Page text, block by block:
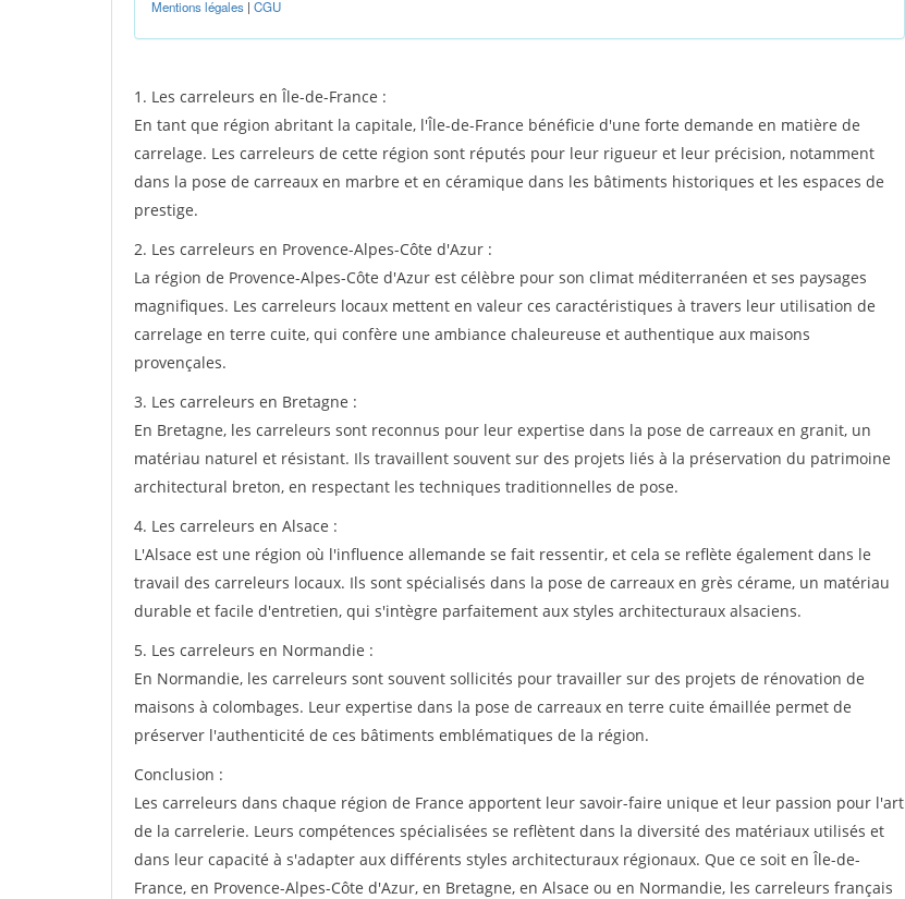
1. Les carreleurs en Île-de-France :
En tant que région abritant la capitale, l'Île-de-France bénéficie d'une forte demande en matière de
carrelage. Les carreleurs de cette région sont réputés pour leur rigueur et leur précision, notamment
dans la pose de carreaux en marbre et en céramique dans les bâtiments historiques et les espaces de
prestige.
2. Les carreleurs en Provence-Alpes-Côte d'Azur :
La région de Provence-Alpes-Côte d'Azur est célèbre pour son climat méditerranéen et ses paysages
magnifiques. Les carreleurs locaux mettent en valeur ces caractéristiques à travers leur utilisation de
carrelage en terre cuite, qui confère une ambiance chaleureuse et authentique aux maisons
provençales.
3. Les carreleurs en Bretagne :
En Bretagne, les carreleurs sont reconnus pour leur expertise dans la pose de carreaux en granit, un
matériau naturel et résistant. Ils travaillent souvent sur des projets liés à la préservation du patrimoine
architectural breton, en respectant les techniques traditionnelles de pose.
4. Les carreleurs en Alsace :
L'Alsace est une région où l'influence allemande se fait ressentir, et cela se reflète également dans le
travail des carreleurs locaux. Ils sont spécialisés dans la pose de carreaux en grès cérame, un matériau
durable et facile d'entretien, qui s'intègre parfaitement aux styles architecturaux alsaciens.
5. Les carreleurs en Normandie :
En Normandie, les carreleurs sont souvent sollicités pour travailler sur des projets de rénovation de
maisons à colombages. Leur expertise dans la pose de carreaux en terre cuite émaillée permet de
préserver l'authenticité de ces bâtiments emblématiques de la région.
Conclusion :
Les carreleurs dans chaque région de France apportent leur savoir-faire unique et leur passion pour l'art
de la carrelerie. Leurs compétences spécialisées se reflètent dans la diversité des matériaux utilisés et
dans leur capacité à s'adapter aux différents styles architecturaux régionaux. Que ce soit en Île-de-
France, en Provence-Alpes-Côte d'Azur, en Bretagne, en Alsace ou en Normandie, les carreleurs français